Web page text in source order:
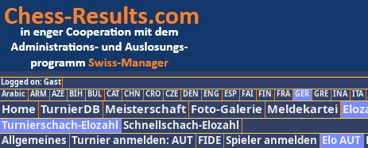
Logged on: Gast
Arabic ARM AZE BIH BUL CAT CHN CRO CZE DEN ENG ESP FAI FIN FRA GER GRE INA ITA
Home TurnierDB Meisterschaft Foto-Galerie Meldekartei
Turnierschach-Elozahl Schnellschach-Elozahl
Allgemeines Turnier anmelden: AUT FIDE Spieler anmelden Elo AUT